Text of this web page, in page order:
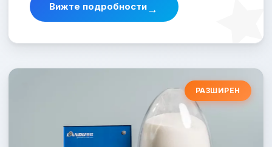
Вижте подробности→
РАЗШИРЕН